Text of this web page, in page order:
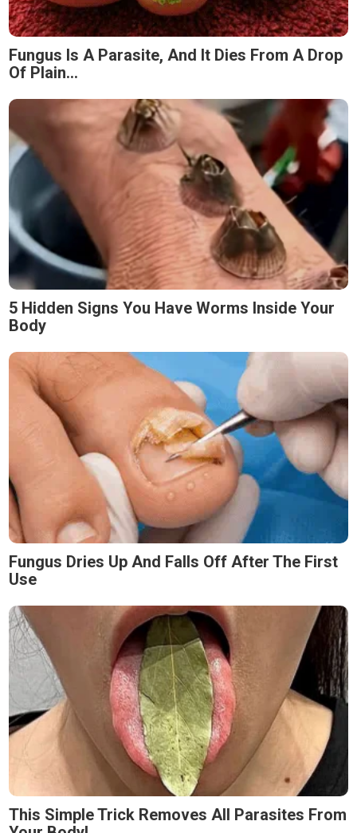
Fungus Is A Parasite, And It Dies From A Drop
Of Plain...
5 Hidden Signs You Have Worms Inside Your
Body
Fungus Dries Up And Falls Off After The First
Use
This Simple Trick Removes All Parasites From